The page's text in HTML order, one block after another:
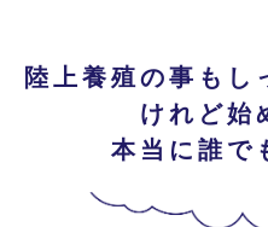
陸上養殖の事もし
けれど始
本当に誰で